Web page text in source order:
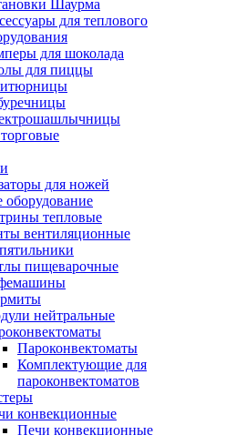
Шаурма
для теплового
для шоколада
для пиццы
для ножей
оборудование
тепловые
вентиляционные
пищеварочные
нейтральные
Пароконвектоматы
Комплектующие для
пароконвектоматов
конвекционные
Печи конвекционные